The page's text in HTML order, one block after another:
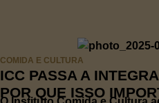
COMIDA E CULTURA
ICC PASSA A
POR QUE ISSO